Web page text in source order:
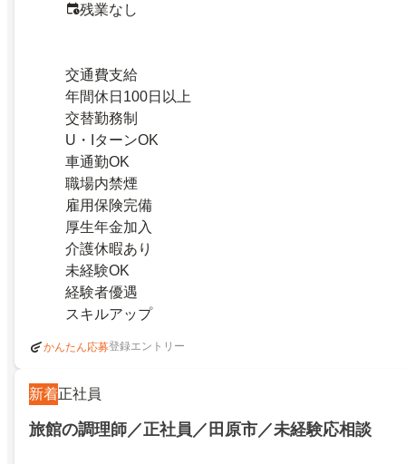
残業なし
交通費支給
年間休日100日以上
交替勤務制
U・IターンOK
車通勤OK
職場内禁煙
雇用保険完備
厚生年金加入
介護休暇あり
未経験OK
経験者優遇
スキルアップ
かんたん応募登録エントリー
新着正社員
旅館の調理師／正社員／田原市／未経験応相談